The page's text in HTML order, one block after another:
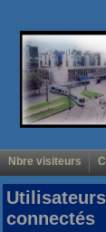
Nbre visiteurs
Utilisateurs
connectés